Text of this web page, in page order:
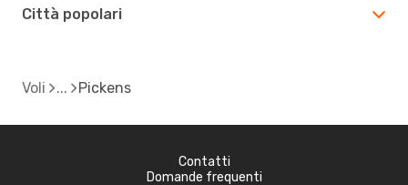
Città popolari
Voli Pickens
Contatti
Domande frequenti